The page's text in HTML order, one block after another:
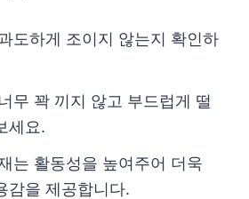
도하게 조이지 않는지 확인하
무 꽉 끼지 않고 부드럽게 떨
세요.
는 활동성을 높여주어 더욱
감을 제공합니다.